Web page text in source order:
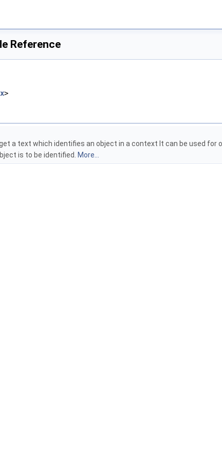
Reference
>
a text which identifies an object in a context It can be used for
is to be identified.
More...